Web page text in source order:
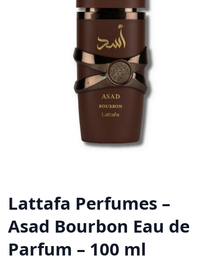
Lattafa Perfumes –
Asad Bourbon Eau de
Parfum – 100 ml